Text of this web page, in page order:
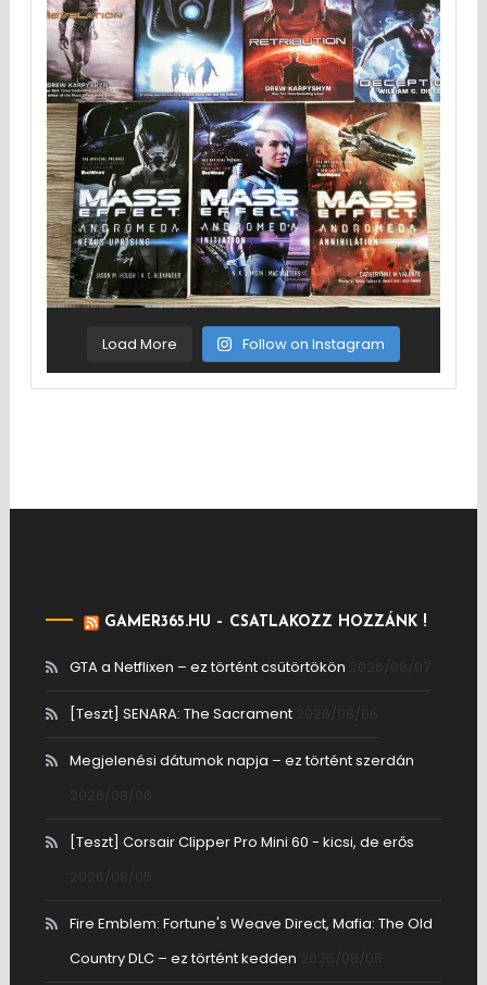
Load More Follow on Instagram
GAMER365.HU – CSATLAKOZZ HOZZÁNK !
GTA a Netflixen – ez történt csütörtökön
[Teszt] SENARA: The Sacrament
Megjelenési dátumok napja – ez történt szerdán
[Teszt] Corsair Clipper Pro Mini 60 - kicsi, de erős
Fire Emblem: Fortune's Weave Direct, Mafia: The Old
Country DLC – ez történt kedden